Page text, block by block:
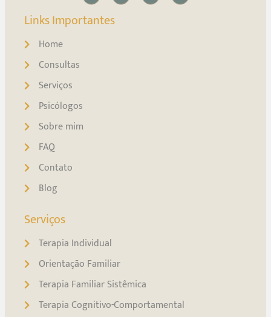
Links Importantes
Home
Consultas
Serviços
Psicólogos
Sobre mim
FAQ
Contato
Blog
Serviços
Terapia Individual
Orientação Familiar
Terapia Familiar Sistêmica
Terapia Cognitivo-Comportamental